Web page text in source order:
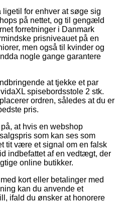
for enhver at søge sig
på nettet, og til gengæld
forretninger i Danmark
prisniveauet på en
men også til kvinder og
nogle gange garantere
at tjekke et par
spisebordsstole 2 stk.
ordren, således at du er
pris.
at hvis en webshop
som kan ses som
tit være et signal om en falsk
indbefattet af en vedtægt, der
online butikker.
kort eller betalinger med
kan du anvende et
ifald du ønsker at honorere